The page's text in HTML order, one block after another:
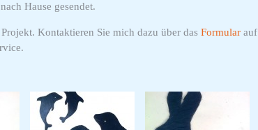
Hause gesendet.
Kontaktieren Sie mich dazu über das Formular auf